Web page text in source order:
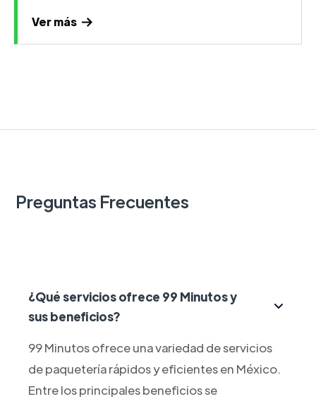
Ver más
Preguntas Frecuentes
¿Qué servicios ofrece 99 Minutos y
sus beneficios?
99 Minutos ofrece una variedad de servicios
de paquetería rápidos y eficientes en México.
Entre los principales beneficios se